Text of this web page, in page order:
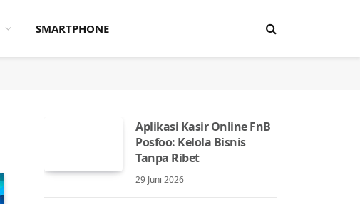
SMARTPHONE
Aplikasi Kasir Online FnB
Posfoo: Kelola Bisnis
Tanpa Ribet
29 Juni 2026